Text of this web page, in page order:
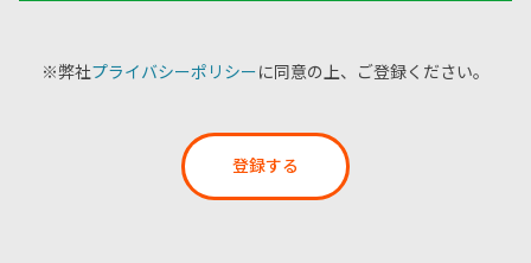
※弊社プライバシーポリシーに同意の上、ご登録ください。
登録する